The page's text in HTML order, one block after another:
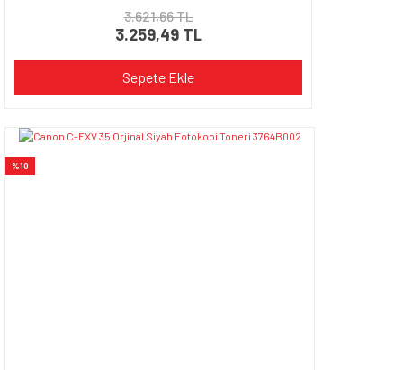
3.621,66 TL
3.259,49 TL
Sepete Ekle
%10